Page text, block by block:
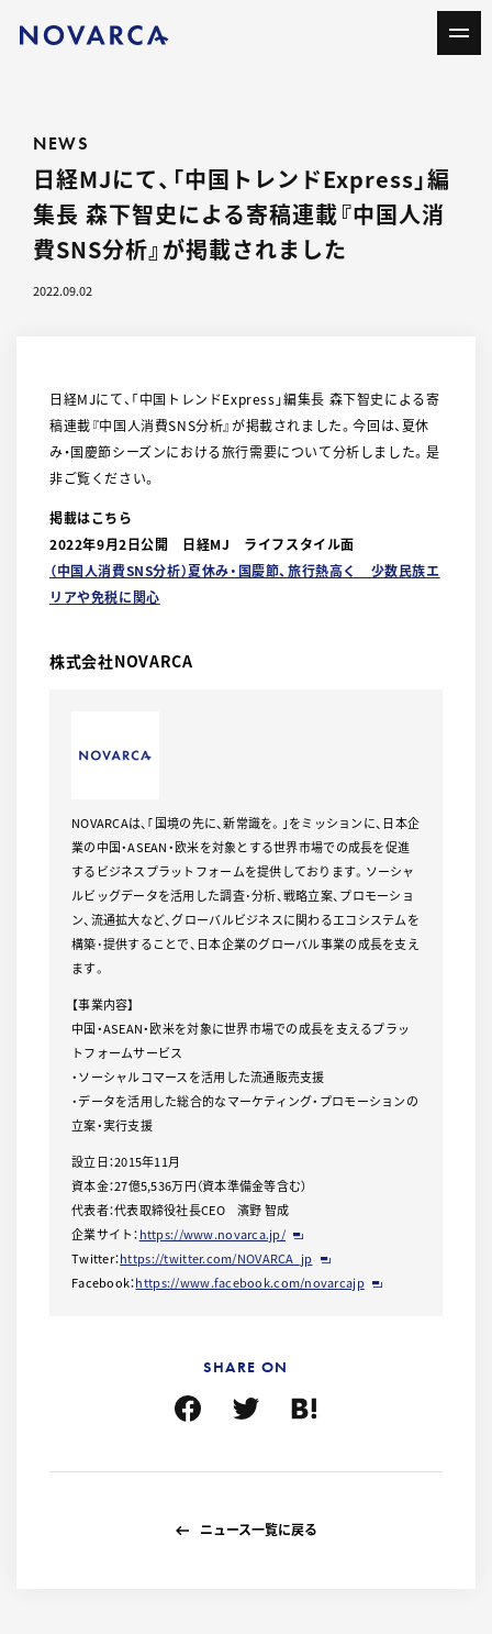
NEWS
日経MJにて、「中国トレンドExpress」編
集長 森下智史による寄稿連載『中国人消
費SNS分析』が掲載されました
2022.09.02
SHARE ON
日経MJにて、「中国トレンドExpress」編集長 森下智史による寄
稿連載『中国人消費SNS分析』が掲載されました。今回は、夏休
み・国慶節シーズンにおける旅行需要について分析しました。是
非ご覧ください。
掲載はこちら
2022年9月2日公開 日経MJ ライフスタイル面
（中国人消費SNS分析）夏休み・国慶節、旅行熱高く 少数民族エ
リアや免税に関心
株式会社NOVARCA
NOVARCAは、｢国境の先に、新常識を。｣をミッションに、日本企
業の中国・ASEAN・欧米を対象とする世界市場での成長を促進
するビジネスプラットフォームを提供しております。ソーシャ
ルビッグデータを活用した調査･分析、戦略立案、プロモーショ
ン、流通拡大など、グローバルビジネスに関わるエコシステムを
構築･提供することで、日本企業のグローバル事業の成長を支え
ます。
【事業内容】
中国・ASEAN・欧米を対象に世界市場での成長を支えるプラッ
トフォームサービス
・ソーシャルコマースを活用した流通販売支援
・データを活用した総合的なマーケティング・プロモーションの
立案・実行支援
設立日：2015年11月
資本金：27億5,536万円（資本準備金等含む）
代表者：代表取締役社長CEO 濱野 智成
企業サイト：https://www.novarca.jp/
Twitter：https://twitter.com/NOVARCA_jp
Facebook：https://www.facebook.com/novarcajp
ニュース一覧に戻る